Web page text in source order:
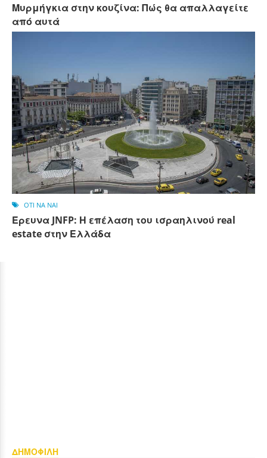
Μυρμήγκια στην κουζίνα: Πώς θα απαλλαγείτε
από αυτά
OTI NA NAI
Έρευνα JNFP: Η επέλαση του ισραηλινού real
estate στην Ελλάδα
ΔΗΜΟΦΙΛΗ